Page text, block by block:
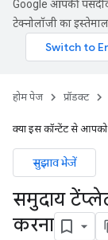
Google आपकी
टेक्नोलॉजी का
होम पेज प्रॉडक्ट
क्या इस कॉन्टेंट से आपको
सुझाव भेजें
समुदाय
करना